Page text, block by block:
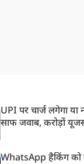
UPI पर चार्ज लगेगा या
साफ जवाब, करोड़ों
WhatsApp हैकिंग को